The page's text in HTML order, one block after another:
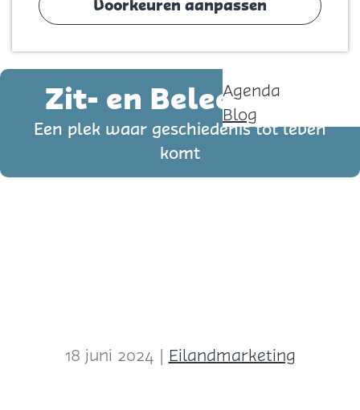
Voorkeuren aanpassen
a
Slapen
Agenda
Blog
Zit- en Beleefpunt
Een plek waar geschiedenis tot leven
komt
18 juni 2024 | Eilandmarketing